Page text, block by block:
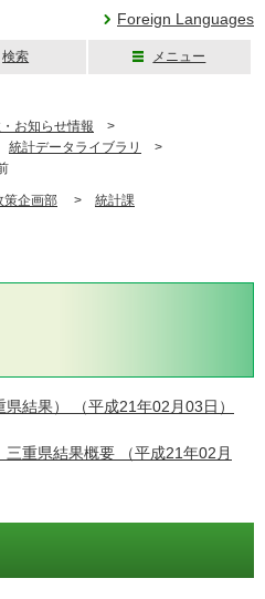
Foreign Languages
検索 メニュー
お知らせ情報 >
統計データライブラリ
>
策企画部 > 統計課
結果） （平成21年02月03日）
重県結果概要 （平成21年02月